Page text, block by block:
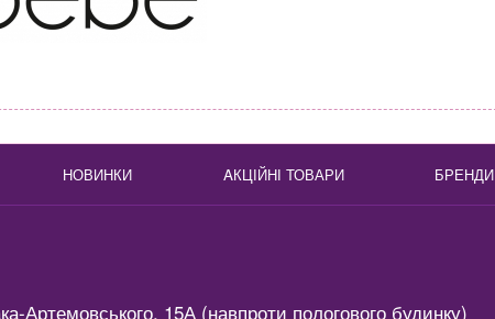
НОВИНКИ AКЦІЙНІ ТОВАРИ БРЕНДИ
Артемовського, 15А (навпроти пологового будинку)